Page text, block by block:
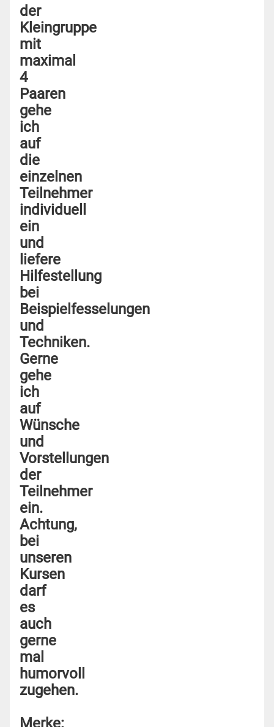
der
Kleingruppe
mit
maximal
4
Paaren
gehe
ich
auf
die
einzelnen
Teilnehmer
individuell
ein
und
liefere
Hilfestellung
bei
Beispielfesselungen
und
Techniken.
Gerne
gehe
ich
auf
Wünsche
und
Vorstellungen
der
Teilnehmer
ein.
Achtung,
bei
unseren
Kursen
darf
es
auch
gerne
mal
humorvoll
zugehen.
Merke: